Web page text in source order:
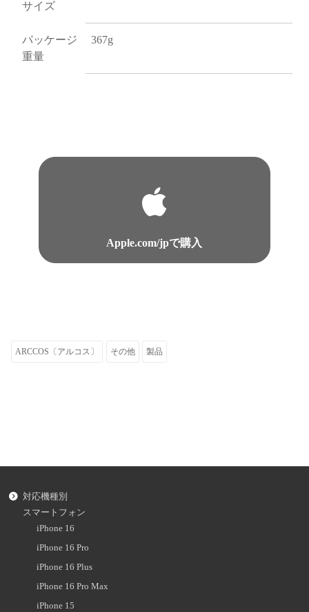
サイズ
パッケージ
重量
367g
Apple.com/jpで購入
ARCCOS〔アルコス〕 その他 製品
対応機種別
スマートフォン
iPhone 16
iPhone 16 Pro
iPhone 16 Plus
iPhone 16 Pro Max
iPhone 15